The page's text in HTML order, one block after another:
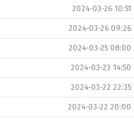
2024-03-26 10:51
2024-03-26 09:26
2024-03-25 08:00
2024-03-23 14:50
2024-03-22 22:35
2024-03-22 20:00